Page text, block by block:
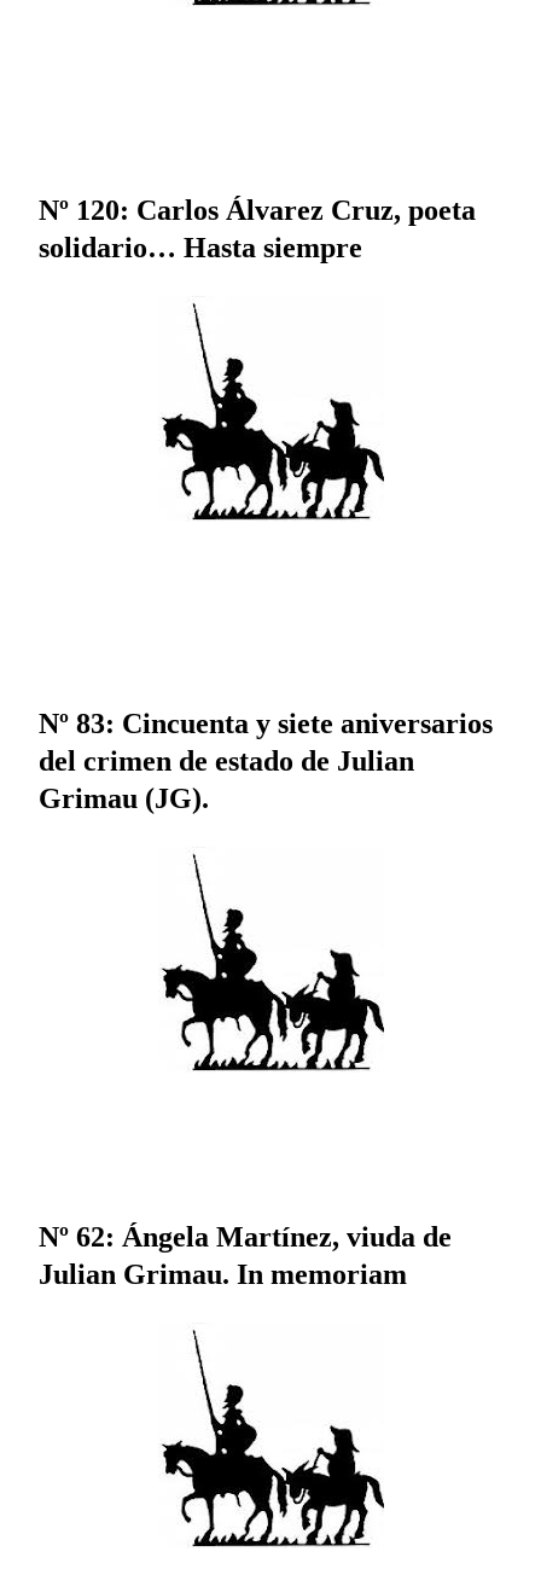
Nº 120: Carlos Álvarez Cruz, poeta
solidario… Hasta siempre
Nº 83: Cincuenta y siete aniversarios
del crimen de estado de Julian
Grimau (JG).
Nº 62: Ángela Martínez, viuda de
Julian Grimau. In memoriam